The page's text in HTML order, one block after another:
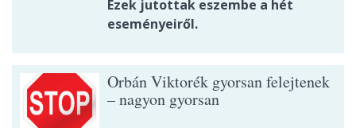
Ezek jutottak eszembe a hét
eseményeiről.
Orbán Viktorék gyorsan felejtenek
– nagyon gyorsan